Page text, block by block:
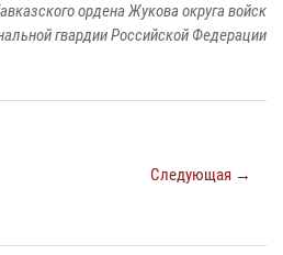
ордена Жукова округа войск
гвардии Российской Федерации
Следующая →